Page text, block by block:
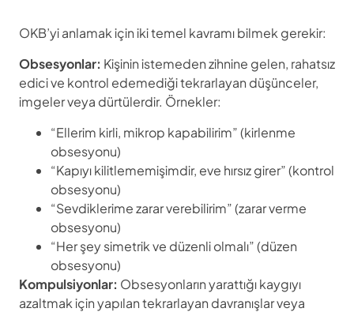
OKB’yi anlamak için iki temel kavramı bilmek gerekir:
Obsesyonlar: Kişinin istemeden zihnine gelen, rahatsız
edici ve kontrol edemediği tekrarlayan düşünceler,
imgeler veya dürtülerdir. Örnekler:
“Ellerim kirli, mikrop kapabilirim” (kirlenme
obsesyonu)
“Kapıyı kilitlememişimdir, eve hırsız girer” (kontrol
obsesyonu)
“Sevdiklerime zarar verebilirim” (zarar verme
obsesyonu)
“Her şey simetrik ve düzenli olmalı” (düzen
obsesyonu)
Kompulsiyonlar: Obsesyonların yarattığı kaygıyı
azaltmak için yapılan tekrarlayan davranışlar veya